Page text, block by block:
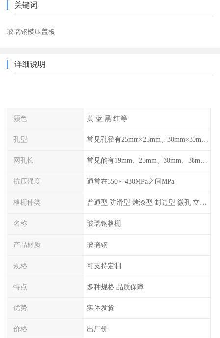
关键词
玻璃钢模压盖板
详细说明
颜色 黄 蓝 黑 红等
孔型
网孔长
抗压强度 通常在350～430MPa之间MPa
格栅种类 普通型 防滑型 ‌烤漆型 封边型 ‌微孔 立体 加砂覆面型 平面型
名称 玻璃钢格栅
产品材质 玻璃钢
规格 可支持定制
特点 多种规格 品质保障
优势 实体发货
价格 出厂价